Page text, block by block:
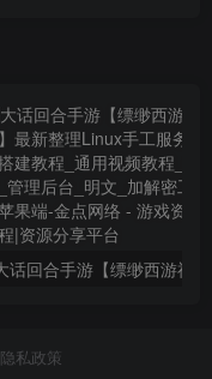
隐私政策